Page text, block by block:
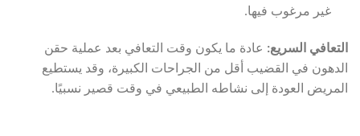
غير مرغوب فيها.
التعافي السريع: عادة ما يكون وقت التعافي بعد عملية حقن
الدهون في القضيب أقل من الجراحات الكبيرة، وقد يستطيع
المريض العودة إلى نشاطه الطبيعي في وقت قصير نسبيًا.